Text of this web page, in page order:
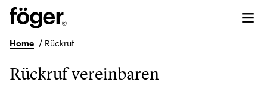
Home / Rückruf
Rückruf vereinbaren